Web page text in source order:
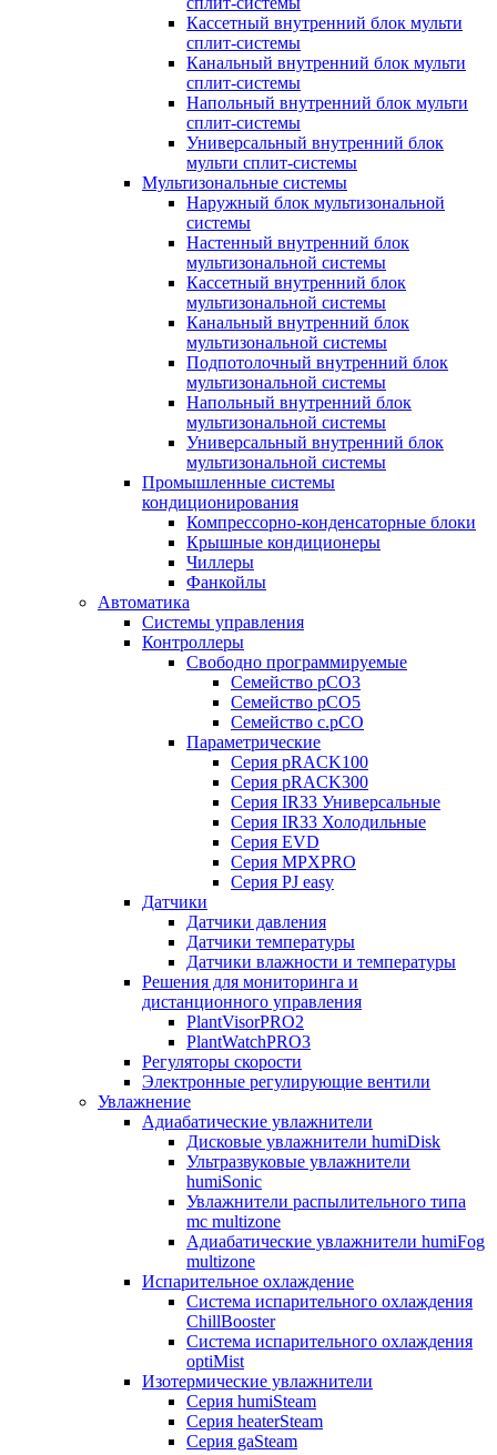
Кассетный внутренний блок мульти
сплит-системы
Канальный внутренний блок мульти
сплит-системы
Напольный внутренний блок мульти
сплит-системы
Универсальный внутренний блок
мульти сплит-системы
Мультизональные системы
Наружный блок мультизональной
системы
Настенный внутренний блок
мультизональной системы
Кассетный внутренний блок
мультизональной системы
Канальный внутренний блок
мультизональной системы
Подпотолочный внутренний блок
мультизональной системы
Напольный внутренний блок
мультизональной системы
Универсальный внутренний блок
мультизональной системы
Промышленные системы
кондиционирования
Компрессорно-конденсаторные блоки
Крышные кондиционеры
Чиллеры
Фанкойлы
Автоматика
Системы управления
Контроллеры
Свободно программируемые
Семейство pCO3
Семейство pCO5
Семейство c.pCO
Параметрические
Серия pRACK100
Серия pRACK300
Серия IR33 Универсальные
Серия IR33 Холодильные
Серия EVD
Серия MPXPRO
Серия PJ easy
Датчики
Датчики давления
Датчики температуры
Датчики влажности и температуры
Решения для мониторинга и
дистанционного управления
PlantVisorPRO2
PlantWatchPRO3
Регуляторы скорости
Электронные регулирующие вентили
Увлажнение
Адиабатические увлажнители
Дисковые увлажнители humiDisk
Ультразвуковые увлажнители
humiSonic
Увлажнители распылительного типа
mc multizone
Адиабатические увлажнители humiFog
multizone
Испарительное охлаждение
Система испарительного охлаждения
ChillBooster
Система испарительного охлаждения
optiMist
Изотермические увлажнители
Серия humiSteam
Серия heaterSteam
Серия gaSteam